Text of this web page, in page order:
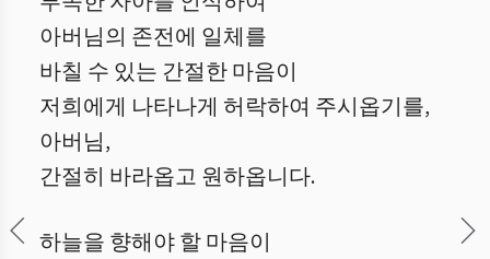
아버님의 존전에 일체를
바칠 수 있는 간절한 마음이
저희에게 나타나게 허락하여 주시옵기를,
아버님,
간절히 바라옵고 원하옵니다.
하늘을 향해야 할 마음이